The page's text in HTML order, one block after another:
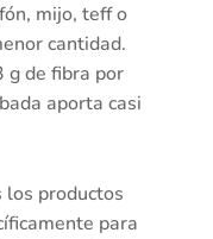
mijo, teff o
cantidad.
g de fibra por
aporta casi
los productos
para